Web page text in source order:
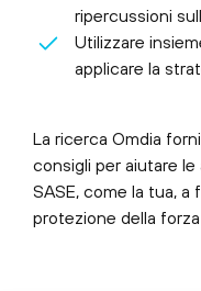
ripercussioni
Utilizzare
applicare la
La ricerca Omdia
consigli per aiutare
SASE, come la tua, a
protezione della forza